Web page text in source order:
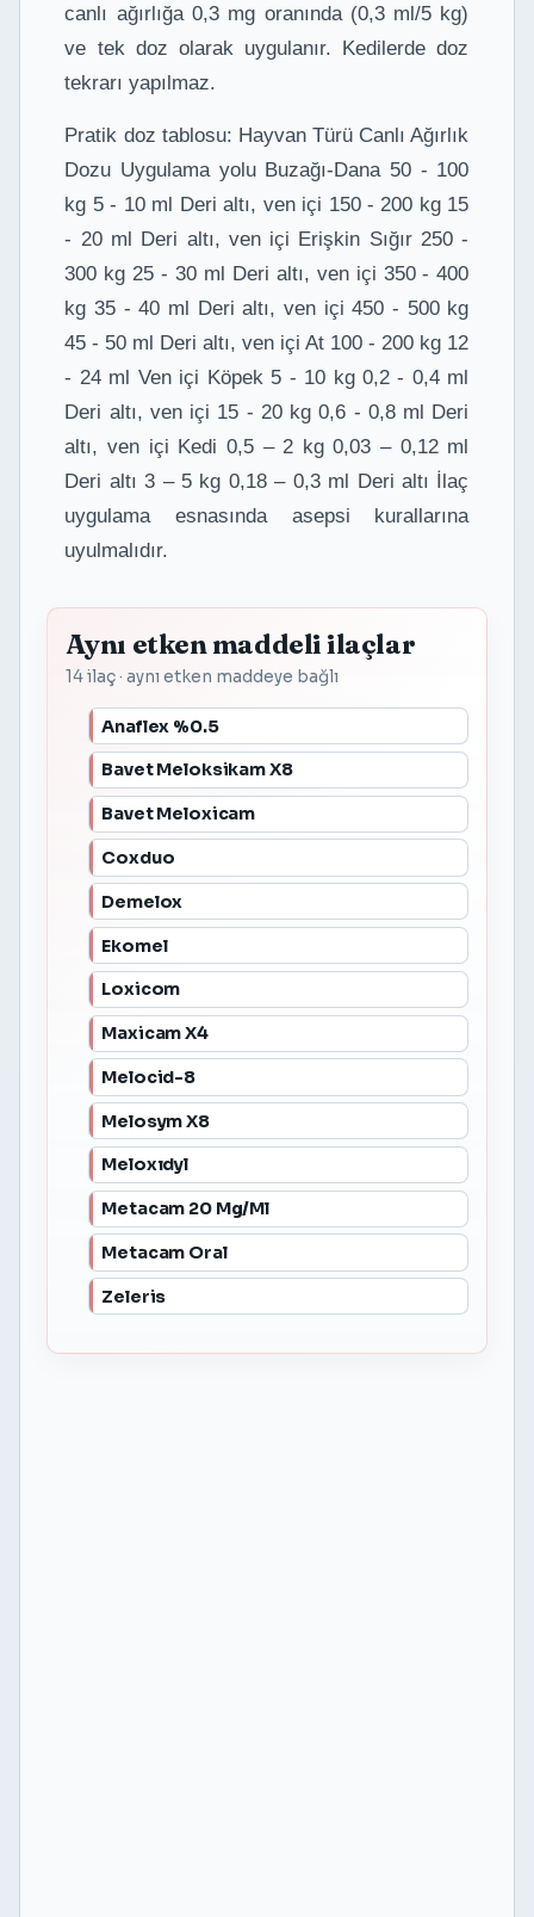
canlı ağırlığa 0,3 mg oranında (0,3 ml/5 kg)
ve tek doz olarak uygulanır. Kedilerde doz
tekrarı yapılmaz.
Pratik doz tablosu: Hayvan Türü Canlı Ağırlık
Dozu Uygulama yolu Buzağı-Dana 50 - 100
kg 5 - 10 ml Deri altı, ven içi 150 - 200 kg 15
- 20 ml Deri altı, ven içi Erişkin Sığır 250 -
300 kg 25 - 30 ml Deri altı, ven içi 350 - 400
kg 35 - 40 ml Deri altı, ven içi 450 - 500 kg
45 - 50 ml Deri altı, ven içi At 100 - 200 kg 12
- 24 ml Ven içi Köpek 5 - 10 kg 0,2 - 0,4 ml
Deri altı, ven içi 15 - 20 kg 0,6 - 0,8 ml Deri
altı, ven içi Kedi 0,5 – 2 kg 0,03 – 0,12 ml
Deri altı 3 – 5 kg 0,18 – 0,3 ml Deri altı İlaç
uygulama esnasında asepsi kurallarına
uyulmalıdır.
Aynı etken maddeli ilaçlar
14 ilaç · aynı etken maddeye bağlı
Anaflex %0.5
Bavet Meloksikam X8
Bavet Meloxicam
Coxduo
Demelox
Ekomel
Loxicom
Maxicam X4
Melocid-8
Melosym X8
Meloxıdyl
Metacam 20 Mg/Ml
Metacam Oral
Zeleris